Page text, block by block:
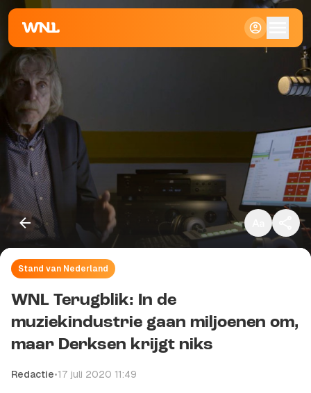
Klein
Standaard
Stand van Nederland
WNL Terugblik: In de
muziekindustrie gaan miljoenen om,
maar Derksen krijgt niks
Redactie•17 juli 2020 11:49